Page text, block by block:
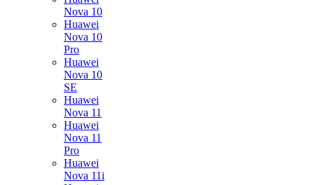
Nova 10
Huawei
Nova 10
Pro
Huawei
Nova 10
SE
Huawei
Nova 11
Huawei
Nova 11
Pro
Huawei
Nova 11i